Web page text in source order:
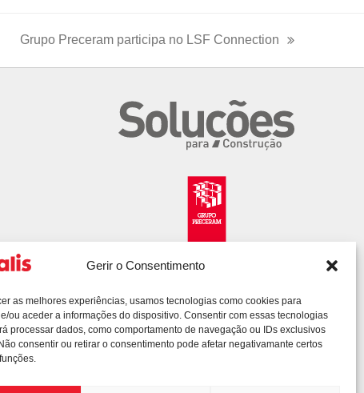
Gerir o Consentimento
as melhores experiências, usamos tecnologias como cookies para
ou aceder a informações do dispositivo. Consentir com essas tecnologias
processar dados, como comportamento de navegação ou IDs exclusivos
consentir ou retirar o consentimento pode afetar negativamante certos
next
post:
Grupo Preceram participa no LSF Connection